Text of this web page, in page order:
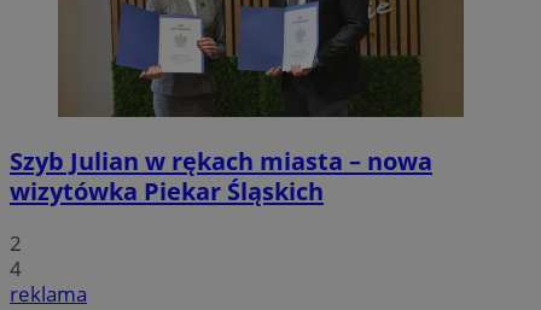
Szyb Julian w rękach miasta – nowa
wizytówka Piekar Śląskich
2
4
reklama